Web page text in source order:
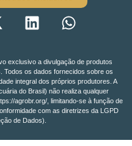
exclusivo a divulgação de produtos
Todos os dados fornecidos sobre os
integral dos próprios produtores. A
do Brasil) não realiza qualquer
agrobr.org/, limitando-se à função de
com as diretrizes da LGPD
de Dados).